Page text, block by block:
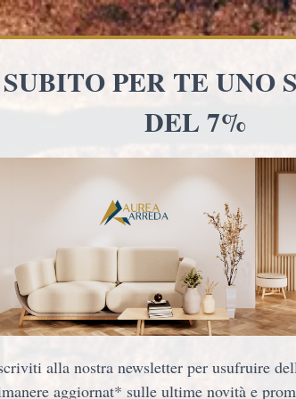
in 3 rate senza interessi
ARREDO B&B ARREDO
330,00 €